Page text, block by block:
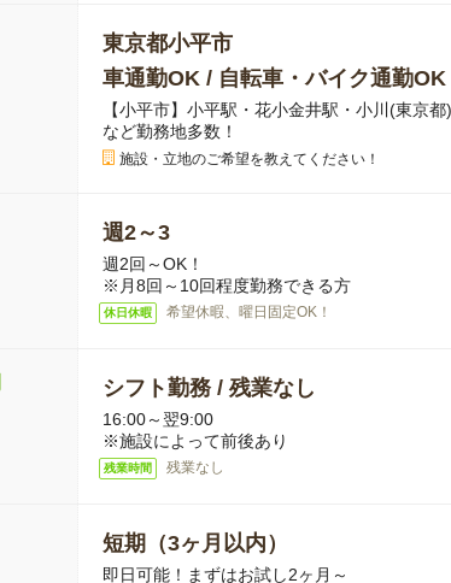
東京都小平市
車通勤OK / 自転車・バイク通勤OK
【小平市】小平駅・花小金井駅・小川(東京
など勤務地多数！
施設・立地のご希望を教えてください！
週2～3
週2回～OK！
※月8回～10回程度勤務できる方
休日休暇 希望休暇、曜日固定OK！
シフト勤務 / 残業なし
16:00～翌9:00
※施設によって前後あり
残業時間 残業なし
短期（3ヶ月以内）
即日可能！まずはお試し2ヶ月～